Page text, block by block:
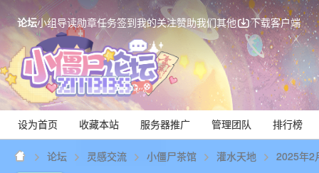
论坛小组导读勋章任务签到我的关注赞助我们其他 下载客户端
设为首页 收藏本站 服务器推广 管理团队 排行榜
论坛 灵感交流 小僵尸茶馆 灌水天地 2025年2